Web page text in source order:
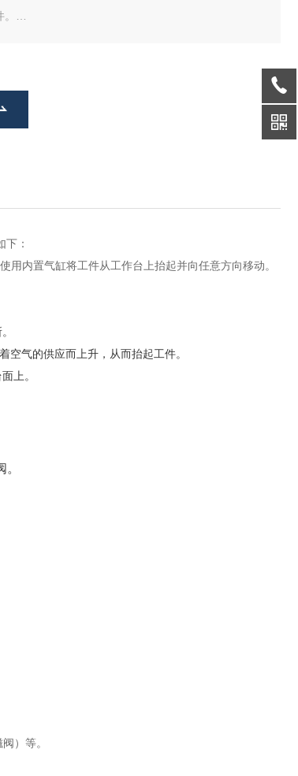
：
用内置气缸将工件从工作台上抬起并向任意方向移动。
气的供应而上升，从而抬起工件。
上。
）等。